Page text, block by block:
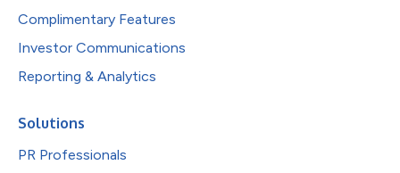
Complimentary Features
Investor Communications
Reporting & Analytics
Solutions
PR Professionals